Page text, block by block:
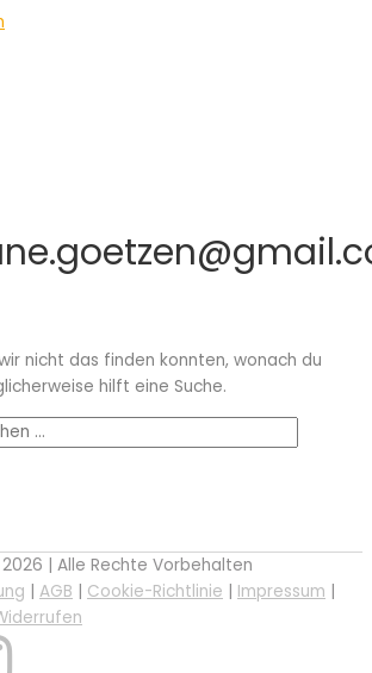
nicht das finden konnten, wonach du
hilft eine Suche.
2026 | Alle Rechte Vorbehalten
| AGB | Cookie-Richtlinie | Impressum |